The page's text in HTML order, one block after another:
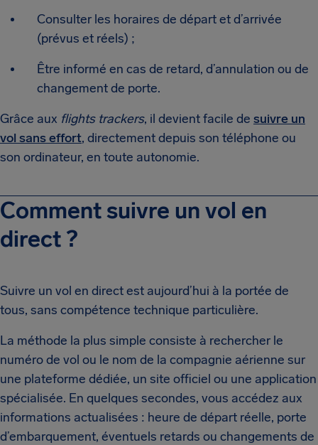
Consulter les horaires de départ et d’arrivée
(prévus et réels) ;
Être informé en cas de retard, d’annulation ou de
changement de porte.
Grâce aux flights trackers, il devient facile de suivre un
vol sans effort, directement depuis son téléphone ou
son ordinateur, en toute autonomie.
Comment suivre un vol en
direct ?
Suivre un vol en direct est aujourd’hui à la portée de
tous, sans compétence technique particulière.
La méthode la plus simple consiste à rechercher le
numéro de vol ou le nom de la compagnie aérienne sur
une plateforme dédiée, un site officiel ou une application
spécialisée. En quelques secondes, vous accédez aux
informations actualisées : heure de départ réelle, porte
d’embarquement, éventuels retards ou changements de